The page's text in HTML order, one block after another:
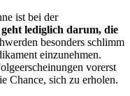
ist bei der
geht lediglich darum, die
besonders schlimm
einzunehmen.
vorerst
Chance, sich zu erholen.